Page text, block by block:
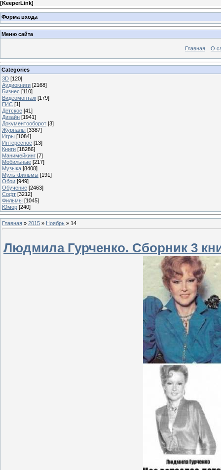
[KeeperLink]
Форма входа
Меню сайта
Главная О
Categories
3D [120]
Аудиокниги [2168]
Бизнес [110]
Видеомонтаж [179]
ГИС [1]
Детское [41]
Дизайн [1941]
Документооборот [3]
Журналы [3387]
Игры [1084]
Интересное [13]
Книги [18286]
Манимейкинг [7]
Мобильные [217]
Музыка [8408]
Мультфильмы [191]
Обои [949]
Обучение [2463]
Софт [3212]
Фильмы [1045]
Юмор [240]
Главная » 2015 » Ноябрь » 14
Людмила Гурченко. Сборник 3